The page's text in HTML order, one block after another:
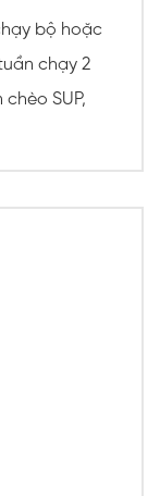
bộ hoặc
chạy 2
SUP,